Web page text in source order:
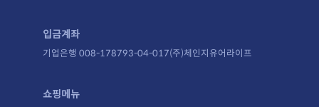
입금계좌
기업은행 008-178793-04-017(주)체인지유어라이프
쇼핑메뉴